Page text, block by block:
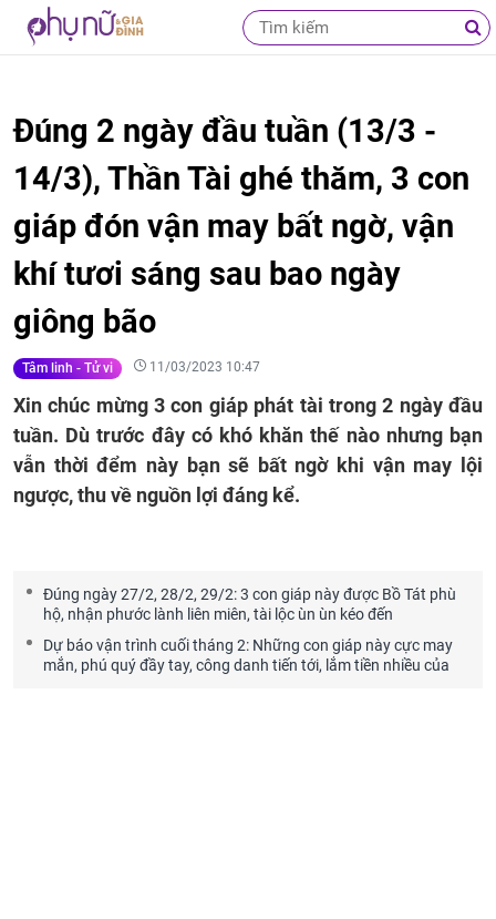
Đúng 2 ngày đầu tuần (13/3 -
14/3), Thần Tài ghé thăm, 3 con
giáp đón vận may bất ngờ, vận
khí tươi sáng sau bao ngày
giông bão
Tâm linh - Tử vi 11/03/2023 10:47
Xin chúc mừng 3 con giáp phát tài trong 2 ngày đầu
tuần. Dù trước đây có khó khăn thế nào nhưng bạn
vẫn thời đểm này bạn sẽ bất ngờ khi vận may lội
ngược, thu về nguồn lợi đáng kể.
Đúng ngày 27/2, 28/2, 29/2: 3 con giáp này được Bồ Tát phù
hộ, nhận phước lành liên miên, tài lộc ùn ùn kéo đến
Dự báo vận trình cuối tháng 2: Những con giáp này cực may
mắn, phú quý đầy tay, công danh tiến tới, lắm tiền nhiều của